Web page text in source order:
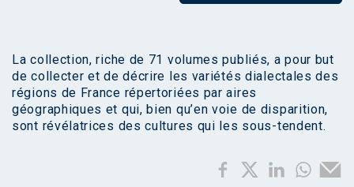
La collection, riche de 71 volumes publiés, a pour but
de collecter et de décrire les variétés dialectales des
régions de France répertoriées par aires
géographiques et qui, bien qu’en voie de disparition,
sont révélatrices des cultures qui les sous-tendent.